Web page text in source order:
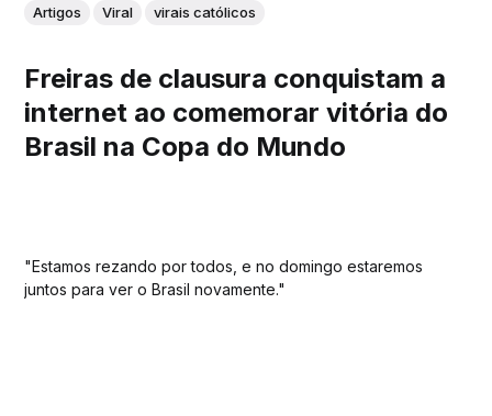
Artigos Viral virais católicos
Freiras de clausura conquistam a
internet ao comemorar vitória do
Brasil na Copa do Mundo
"Estamos rezando por todos, e no domingo estaremos
juntos para ver o Brasil novamente."